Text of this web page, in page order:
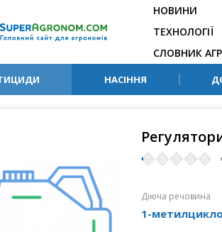
НОВИНИ
ТЕХНОЛОГІЇ
СЛОВНИК
НАСІННЯ
Діюча речовина
1-